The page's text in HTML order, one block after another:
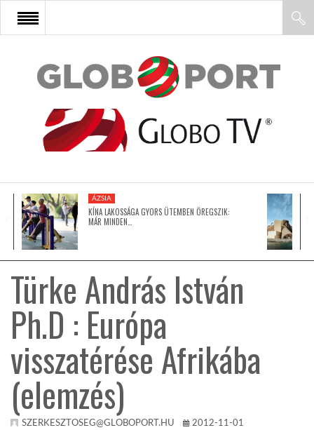
FŐOLDAL
AFRIKA
ÁZSIA
LATIN-AMERIKA
AUSZTRÁLIA
ÁZSIA
KÍNA LAKOSSÁGA GYORS ÜTEMBEN ÖREGSZIK:
MÁR MINDEN…
Türke András István
Ph.D : Európa
visszatérése Afrikába
(elemzés)
SZERKESZTOSEG@GLOBOPORT.HU 2012-11-01